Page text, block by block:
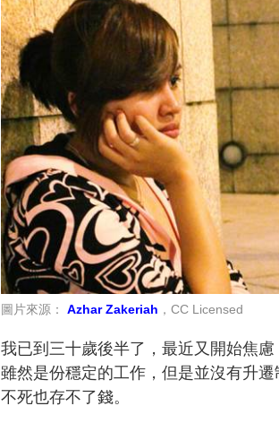
圖片來源： Azhar Zakeriah ，CC Licensed
我已到三十歲後半了，最近又開始焦
雖然是份穩定的工作，但是並沒有升
不死也存不了錢。